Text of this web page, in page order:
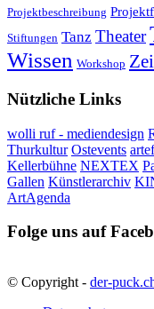
Projektbeschreibung
Stiftungen Tanz Theater
Wissen Workshop
Nützliche Links
wolli ruf - mediendesign
Thurkultur Ostevents
Kellerbühne NEXTEX
Gallen Künstlerarchiv
ArtAgenda
Folge uns auf
© Copyright - der-